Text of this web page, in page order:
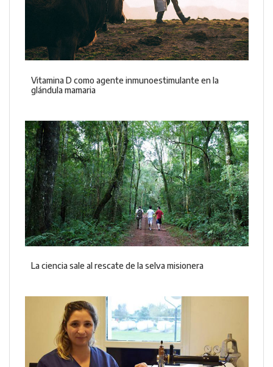
Vitamina D como agente inmunoestimulante en la
glándula mamaria
La ciencia sale al rescate de la selva misionera